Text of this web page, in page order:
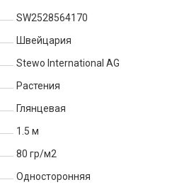
SW2528564170
Швейцария
Stewo International AG
Растения
Глянцевая
1.5 м
80 гр/м2
Односторонняя